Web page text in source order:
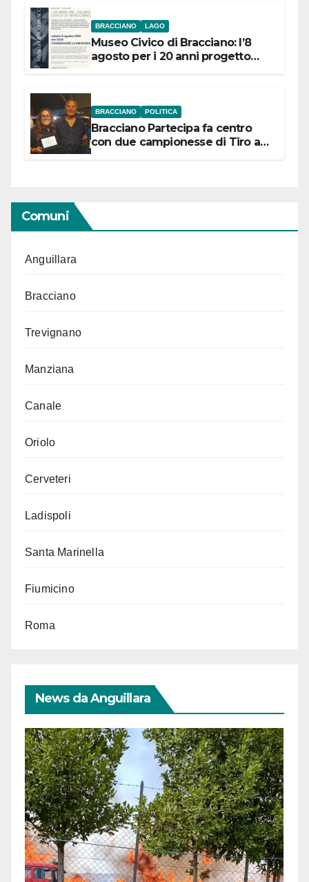
BRACCIANO LAGO
Museo Civico di Bracciano: l’8
agosto per i 20 anni progetto
BRACCIANO POLITICA
Bracciano Partecipa fa centro
con due campionesse di Tiro a
Comuni
Anguillara
Bracciano
Trevignano
Manziana
Canale
Oriolo
Cerveteri
Ladispoli
Santa Marinella
Fiumicino
Roma
News da Anguillara